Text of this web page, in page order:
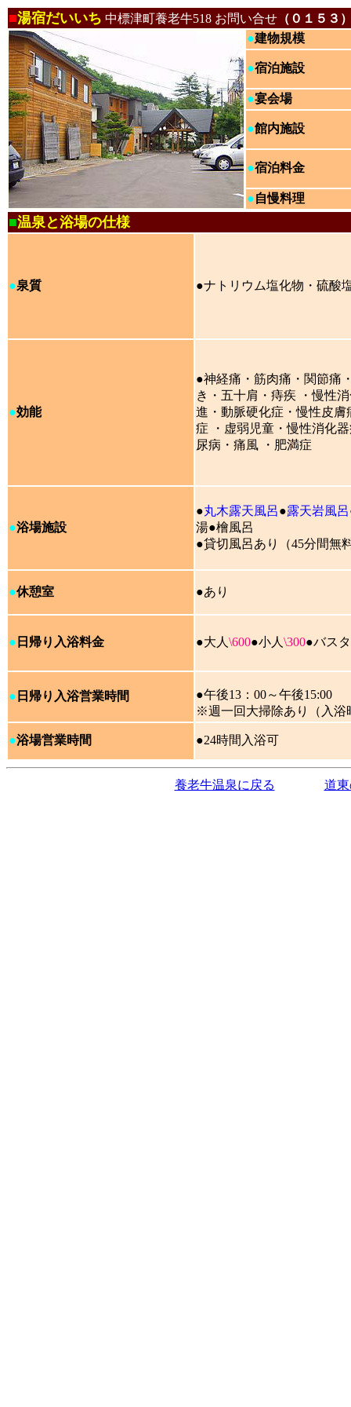
■湯宿だいいち 中標津町養老牛518 お問い合せ （０１５３
●建物規模
●宿泊施設
●宴会場
●館内施設
●宿泊料金
●自慢料理
■温泉と浴場の仕様
●泉質 ●ナトリウム塩化物・硫酸
●効能
●神経痛・筋肉痛・関節痛
き・五十肩・痔疾 ・慢性
進・動脈硬化症・慢性皮
症 ・虚弱児童・慢性消化
尿病・痛風 ・肥満症
●浴場施設
●丸木露天風呂●露天岩風呂
湯●檜風呂
●貸切風呂あり（45分間無
●休憩室 ●あり
● 日帰り入浴料金 ●大人 \600●小人 \300●バス
● 日帰り入浴営業時間
●午後13：00～午後15:00
※週一回大掃除あり（入浴
●浴場営業時間 ●24時間入浴可
養老牛温泉に戻る 道